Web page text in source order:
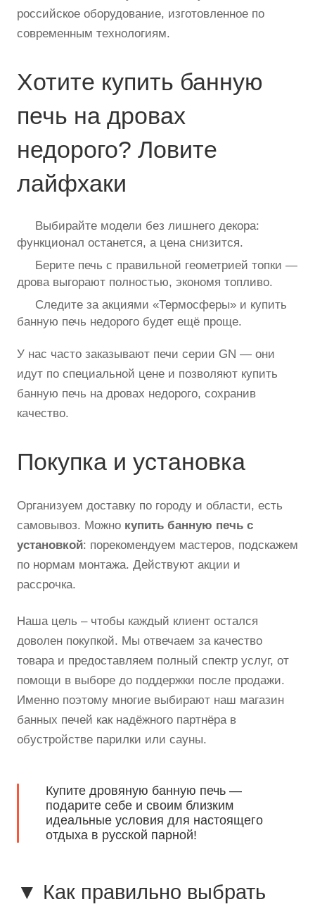
российское оборудование, изготовленное по
современным технологиям.
Хотите купить банную
печь на дровах
недорого? Ловите
лайфхаки
Выбирайте модели без лишнего декора:
функционал останется, а цена снизится.
Берите печь с правильной геометрией топки —
дрова выгорают полностью, экономя топливо.
Следите за акциями «Термосферы» и купить
банную печь недорого будет ещё проще.
У нас часто заказывают печи серии GN — они
идут по специальной цене и позволяют купить
банную печь на дровах недорого, сохранив
качество.
Покупка и установка
Организуем доставку по городу и области, есть
самовывоз. Можно купить банную печь с
установкой: порекомендуем мастеров, подскажем
по нормам монтажа. Действуют акции и
рассрочка.
Наша цель – чтобы каждый клиент остался
доволен покупкой. Мы отвечаем за качество
товара и предоставляем полный спектр услуг, от
помощи в выборе до поддержки после продажи.
Именно поэтому многие выбирают наш магазин
банных печей как надёжного партнёра в
обустройстве парилки или сауны.
Купите дровяную банную печь —
подарите себе и своим близким
идеальные условия для настоящего
отдыха в русской парной!
▼ Как правильно выбрать